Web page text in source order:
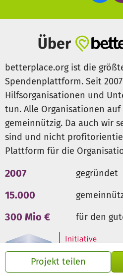
Projekt teilen
Über
betterplace.org ist die
Spendenplattform. Seit
Hilfsorganisationen und
tun. Alle Organisationen
gemeinnützig. Da auch wir
sind und nicht
Plattform für die
2007 gegründet
15.000
300 Mio € für den